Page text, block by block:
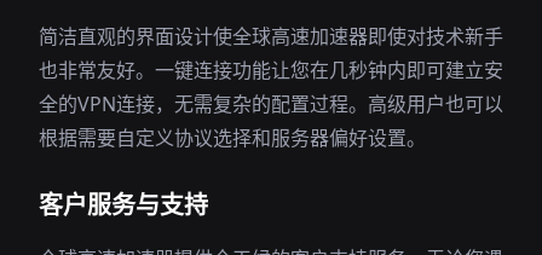
简洁直观的界面设计使全球高速加速器即使对技术新手
也非常友好。一键连接功能让您在几秒钟内即可建立安
全的VPN连接，无需复杂的配置过程。高级用户也可以
根据需要自定义协议选择和服务器偏好设置。
客户服务与支持